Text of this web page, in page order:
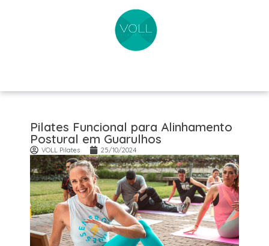
Pilates Funcional para Alinhamento
Postural em Guarulhos
VOLL Pilates 25/10/2024